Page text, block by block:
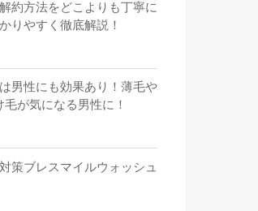
約方法をどこよりも丁寧に
りやすく徹底解説！
男性にも効果あり！薄毛や
毛が気になる男性に！
策ブレスマイルウォッシュ